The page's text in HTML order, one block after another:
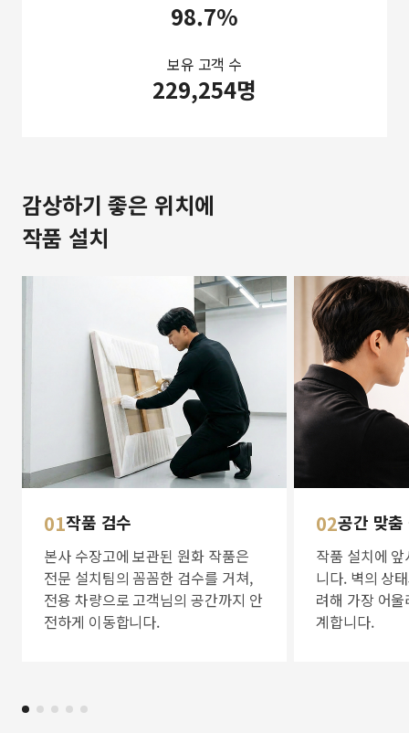
98.7%
보유 고객 수
229,254명
감상하기 좋은 위치에
작품 설치
01작품 검수
본사 수장고에 보관된 원화 작품은
전문 설치팀의 꼼꼼한 검수를 거쳐,
전용 차량으로 고객님의 공간까지 안
전하게 이동합니다.
02공간 맞
작품 설치에
니다. 벽의 상
려해 가장 어
계합니다.